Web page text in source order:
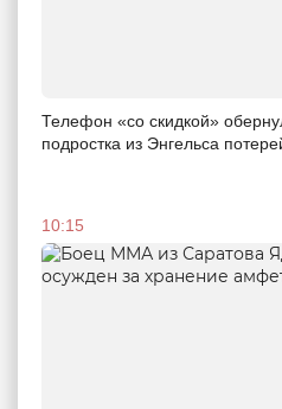
Телефон «со скидкой»
подростка из Энгельса
10:15